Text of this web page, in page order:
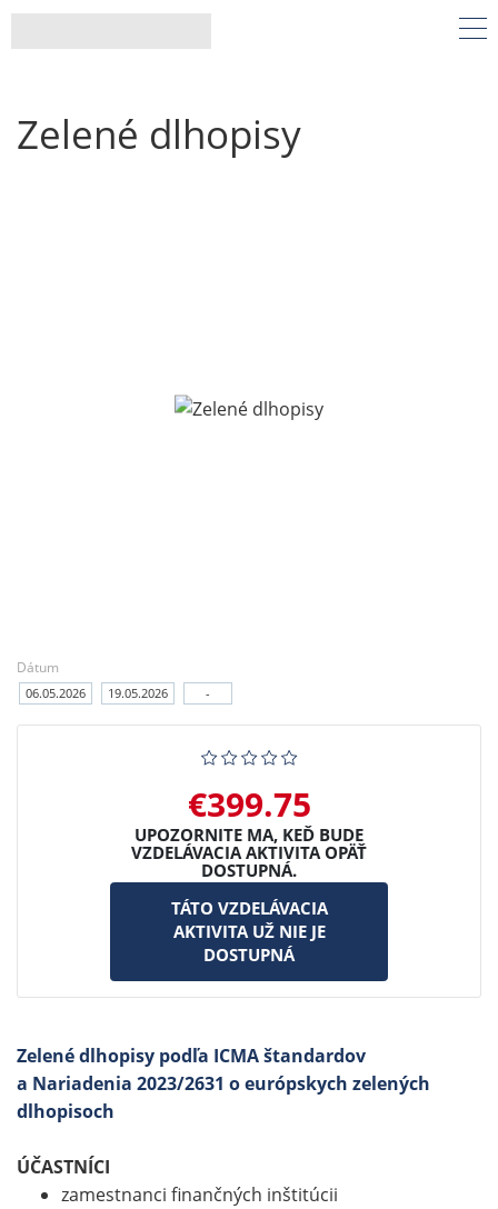
Zelené dlhopisy
Dátum
06.05.2026 19.05.2026 -
€399.75
UPOZORNITE MA, KEĎ BUDE
VZDELÁVACIA AKTIVITA OPÄŤ
DOSTUPNÁ.
TÁTO VZDELÁVACIA
AKTIVITA UŽ NIE JE
DOSTUPNÁ
Zelené dlhopisy podľa ICMA štandardov
a Nariadenia 2023/2631 o európskych zelených
dlhopisoch
ÚČASTNÍCI
zamestnanci finančných inštitúcii